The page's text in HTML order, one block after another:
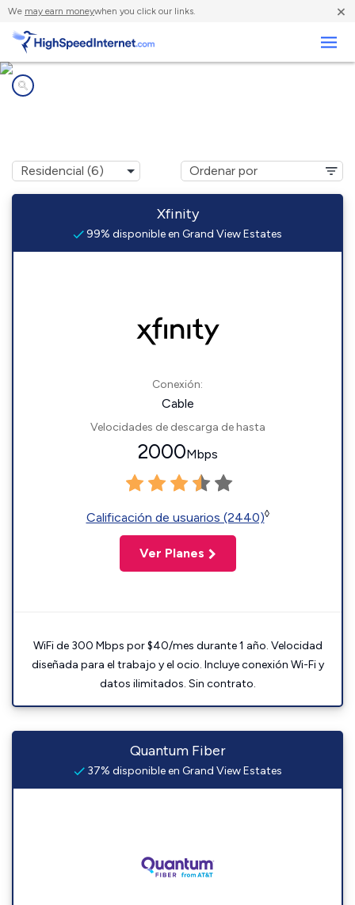
We may earn moneywhen you click our links. ×
Xfinity
99% disponible en Grand View Estates
Conexión:
Cable
Velocidades de descarga de hasta
2000Mbps
Calificación de usuarios (2440)◊
Ver Planes
WiFi de 300 Mbps por $40/mes durante 1 año. Velocidad
diseñada para el trabajo y el ocio. Incluye conexión Wi-Fi y
datos ilimitados. Sin contrato.
Quantum Fiber
37% disponible en Grand View Estates